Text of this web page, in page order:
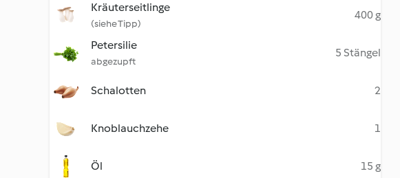
Kräuterseitlinge
(siehe Tipp)
400 g
Petersilie
abgezupft
5 Stängel
Schalotten 2
Knoblauchzehe 1
Öl 15 g